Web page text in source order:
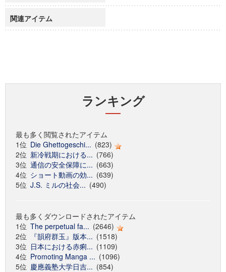
関連アイテム
ランキング
最も多く閲覧されたアイテム
1位 Die Ghettogeschi... (823)
2位 新冷戦期における... (766)
3位 通信の安全保障に... (663)
4位 ショート動画の効... (639)
5位 J.S. ミルの社会... (490)
最も多くダウンロードされたアイテム
1位 The perpetual fa... (2646)
2位
『韻府群玉』版本... (1518)
3位 日本における赤痢... (1109)
4位 Promoting Manga ... (1096)
5位 慶應義塾大学日吉... (854)